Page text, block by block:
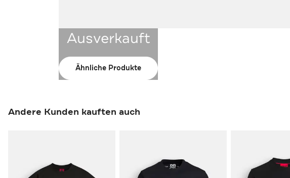
Ausverkauft
Ähnliche Produkte
Andere Kunden kauften auch